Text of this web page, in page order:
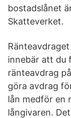
bostadslånet
Skatteverket.
innebär att du
ränteavdrag
göra avdrag
lån medför en
långivaren.